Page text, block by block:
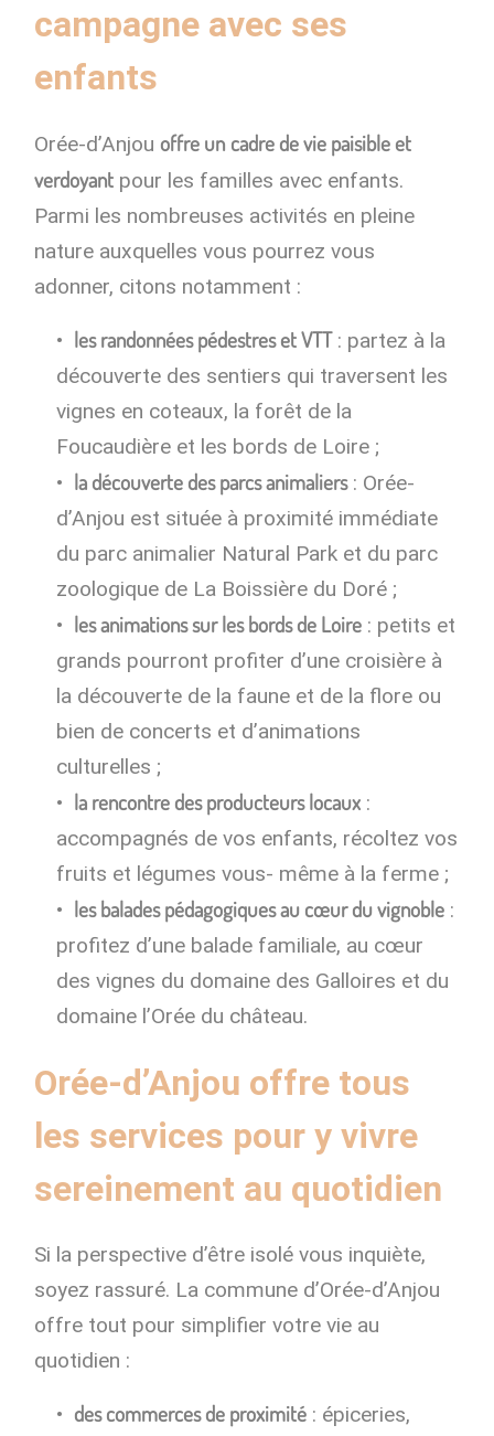
campagne avec ses
enfants
Orée-d’Anjou offre un cadre de vie paisible et
verdoyant pour les familles avec enfants.
Parmi les nombreuses activités en pleine
nature auxquelles vous pourrez vous
adonner, citons notamment :
les randonnées pédestres et VTT: partez à la
découverte des sentiers qui traversent les
vignes en coteaux, la forêt de la
Foucaudière et les bords de Loire ;
la découverte des parcs animaliers: Orée-
d’Anjou est située à proximité immédiate
du parc animalier Natural Park et du parc
zoologique de La Boissière du Doré ;
les animations sur les bords de Loire : petits et
grands pourront profiter d’une croisière à
la découverte de la faune et de la flore ou
bien de concerts et d’animations
culturelles ;
la rencontre des producteurs locaux :
accompagnés de vos enfants, récoltez vos
fruits et légumes vous- même à la ferme ;
les balades pédagogiques au cœur du vignoble :
profitez d’une balade familiale, au cœur
des vignes du domaine des Galloires et du
domaine l’Orée du château.
Orée-d’Anjou offre tous
les services pour y vivre
sereinement au quotidien
Si la perspective d’être isolé vous inquiète,
soyez rassuré. La commune d’Orée-d’Anjou
offre tout pour simplifier votre vie au
quotidien :
des commerces de proximité : épiceries,